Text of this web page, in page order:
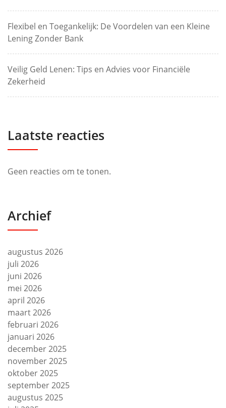
Flexibel en Toegankelijk: De Voordelen van een Kleine
Lening Zonder Bank
Veilig Geld Lenen: Tips en Advies voor Financiële
Zekerheid
Laatste reacties
Geen reacties om te tonen.
Archief
augustus 2026
juli 2026
juni 2026
mei 2026
april 2026
maart 2026
februari 2026
januari 2026
december 2025
november 2025
oktober 2025
september 2025
augustus 2025